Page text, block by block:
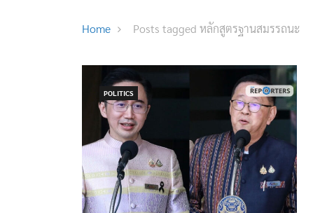
Home Posts tagged หลักสูตรฐานสมรรถนะ
POLITICS